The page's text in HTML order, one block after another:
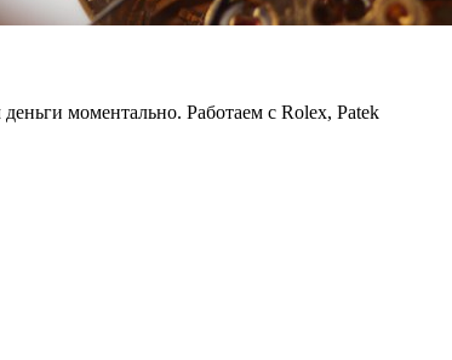
моментально. Работаем с Rolex, Patek